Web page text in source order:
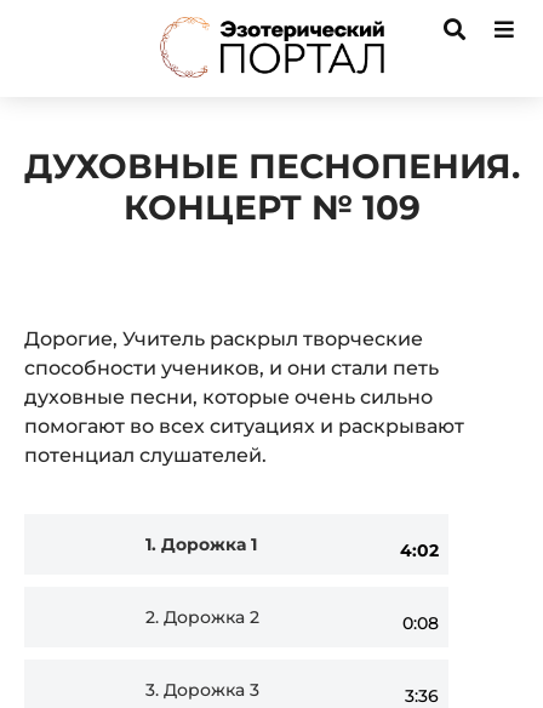
ДУХОВНЫЕ ПЕСНОПЕНИЯ.
КОНЦЕРТ № 109
Дорогие, Учитель раскрыл творческие
способности учеников, и они стали петь
духовные песни, которые очень сильно
помогают во всех ситуациях и раскрывают
потенциал слушателей.
1. Дорожка 1 4:02
2. Дорожка 2 0:08
3. Дорожка 3 3:36